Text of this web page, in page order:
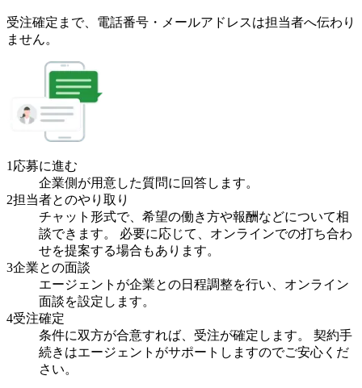
受注確定まで、 電話番号・メールアドレスは担当者へ伝わり
ません。
1 応募に進む
企業側が用意した質問に回答します。
2担当者とのやり取り
チャット形式で、希望の働き方や報酬などについて相
談できます。 必要に応じて、オンラインでの打ち合わ
せを提案する場合もあります。
3企業との面談
エージェントが企業との日程調整を行い、オンライン
面談を設定します。
4受注確定
条件に双方が合意すれば、受注が確定します。 契約手
続きはエージェントがサポートしますのでご安心くだ
さい。